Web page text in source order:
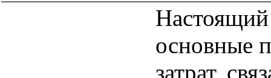
Настоящий
основные
затрат,